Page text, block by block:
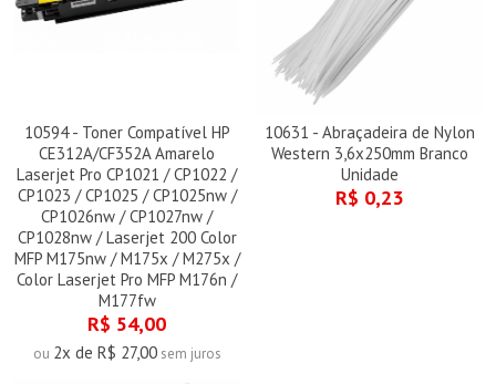
10594 - Toner Compatível HP
CE312A/CF352A Amarelo
Laserjet Pro CP1021 / CP1022 /
CP1023 / CP1025 / CP1025nw /
CP1026nw / CP1027nw /
CP1028nw / Laserjet 200 Color
MFP M175nw / M175x / M275x /
Color Laserjet Pro MFP M176n /
M177fw
R$ 54,00
ou 2x de R$ 27,00sem juros
10631 - Abraçadeira de Nylon
Western 3,6x250mm Branco
Unidade
R$ 0,23